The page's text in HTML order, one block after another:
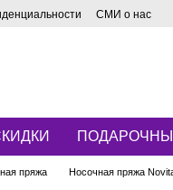
СМИ о нас
пряжа Носочная пряжа